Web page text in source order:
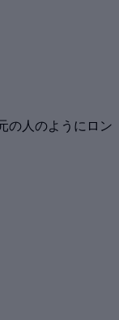
の人のようにロン